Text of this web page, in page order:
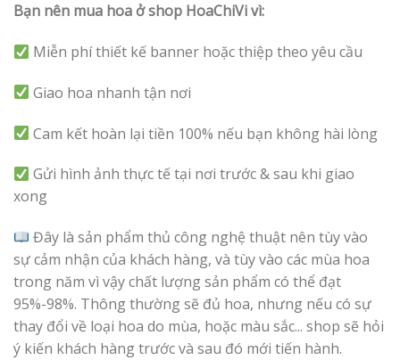
Bạn nên mua hoa ở shop HoaChiVi vì:
Miễn phí thiết kế banner hoặc thiệp theo yêu cầu
Giao hoa nhanh tận nơi
Cam kết hoàn lại tiền 100% nếu bạn không hài lòng
Gửi hình ảnh thực tế tại nơi trước & sau khi giao
xong
Đây là sản phẩm thủ công nghệ thuật nên tùy vào
sự cảm nhận của khách hàng, và tùy vào các mùa hoa
trong năm vì vậy chất lượng sản phẩm có thể đạt
95%-98%. Thông thường sẽ đủ hoa, nhưng nếu có sự
thay đổi về loại hoa do mùa, hoặc màu sắc... shop sẽ hỏi
ý kiến khách hàng trước và sau đó mới tiến hành.